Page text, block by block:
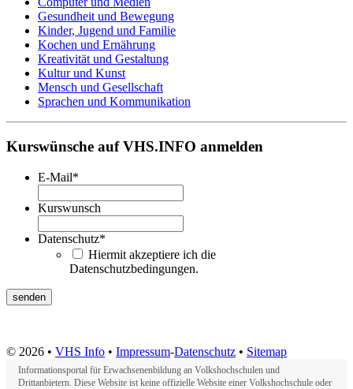
Gesundheit und Bewegung
Kinder, Jugend und Familie
Kochen und Ernährung
Kreativität und Gestaltung
Kultur und Kunst
Mensch und Gesellschaft
Sprachen und Kommunikation
Kurswünsche auf VHS.INFO anmelden
E-Mail*
Kurswunsch
Datenschutz*
Hiermit akzeptiere ich die
Datenschutzbedingungen.
© 2026 • VHS Info • Impressum-Datenschutz • Sitemap
Informationsportal für Erwachsenenbildung an Volkshochschulen und
Drittanbietern. Diese Website ist keine offizielle Website einer Volkshochschule oder